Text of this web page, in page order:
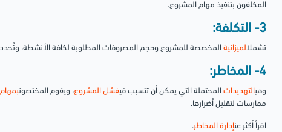
المكلفون بتنفيذ مهام المشروع.
3- التكلفة:
تشملالميزانية المخصصة للمشروع وحجم المصروفات المطلوبة لكافة الأنشطة،
4- المخاطر:
وهيالتهديدات المحتملة التي يمكن أن تتسبب فيفشل المشروع، ويقوم المختصون
ممارسات لتقليل أضرارها.
اقرأ أكثر عنإدارة المخاطر.